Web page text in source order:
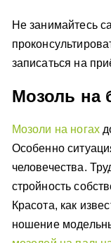
Не занимайтесь
записаться на
Мозоль на
Мозоли на ногах
Особенно
человечества.
стройность
Красота, как
ношение